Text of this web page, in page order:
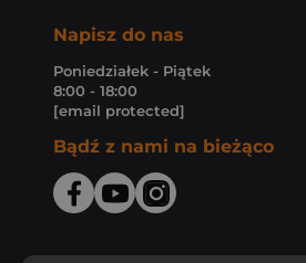
Napisz do nas
Poniedziałek - Piątek
8:00 - 18:00
[email protected]
Bądź z nami na bieżąco